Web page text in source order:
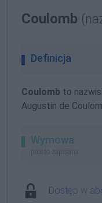
Coulomb
Definicja
Coulomb to
Augustin de
Wymowa
prosto zapisana
Dostęp w